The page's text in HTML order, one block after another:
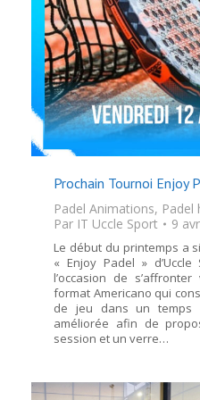
Prochain Tournoi Enjoy
Padel Animations, Padel
Par IT Uccle Sport 9
Le début du printemps a
« Enjoy Padel »
l’occasion de
format Americano qui
de jeu dans un temps
améliorée afin de
session et un verre…